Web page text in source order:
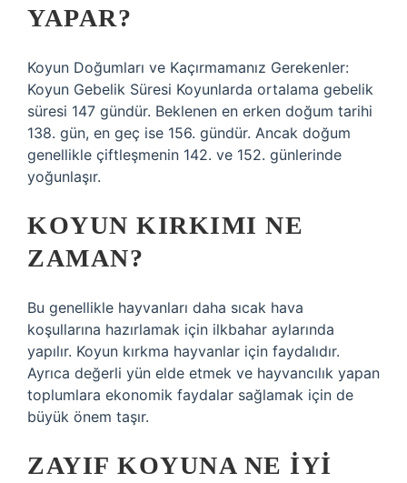
YAPAR?
Koyun Doğumları ve Kaçırmamanız Gerekenler:
Koyun Gebelik Süresi Koyunlarda ortalama gebelik
süresi 147 gündür. Beklenen en erken doğum tarihi
138. gün, en geç ise 156. gündür. Ancak doğum
genellikle çiftleşmenin 142. ve 152. günlerinde
yoğunlaşır.
KOYUN KIRKIMI NE
ZAMAN?
Bu genellikle hayvanları daha sıcak hava
koşullarına hazırlamak için ilkbahar aylarında
yapılır. Koyun kırkma hayvanlar için faydalıdır.
Ayrıca değerli yün elde etmek ve hayvancılık yapan
toplumlara ekonomik faydalar sağlamak için de
büyük önem taşır.
ZAYIF KOYUNA NE IYI